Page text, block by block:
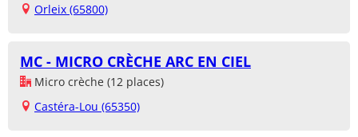
Orleix (65800)
MC - MICRO CRÈCHE ARC EN CIEL
Micro crèche (12 places)
Castéra-Lou (65350)